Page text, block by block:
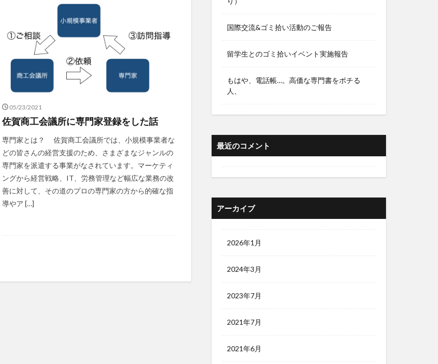
05/23/2021
佐賀商工会議所に専門家登録をした話
専門家とは？ 佐賀商工会議所では、小規模事業者な
どの皆さんの経営支援のため、さまざまなジャンルの
専門家を派遣する事業がなされています。マーケティ
ングから経営戦略、IT、労務管理など幅広な業務の改
善に対して、その道のプロの専門家の方から的確な指
導やア […]
国際交流&ゴミ拾い活動のご報告
留学生とのゴミ拾いイベント実施報告
もはや、電話帳…。高価な専門書をポチる
人、
最近のコメント
アーカイブ
2026年1月
2024年3月
2023年7月
2021年7月
2021年6月